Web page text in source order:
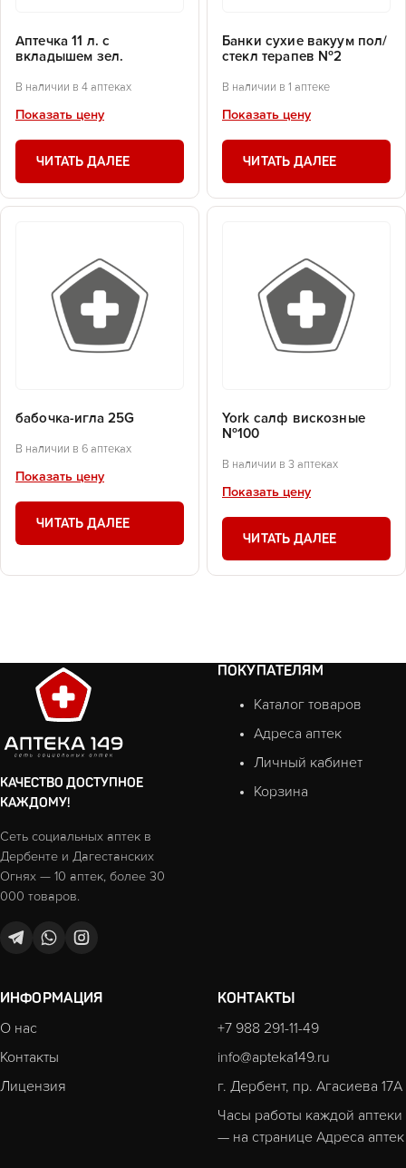
Аптечка 11 л. с
вкладышем зел.
В наличии в 4 аптеках
Показать цену
ЧИТАТЬ ДАЛЕЕ
Банки сухие вакуум пол/
стекл терапев №2
В наличии в 1 аптеке
Показать цену
ЧИТАТЬ ДАЛЕЕ
бабочка-игла 25G
В наличии в 6 аптеках
Показать цену
ЧИТАТЬ ДАЛЕЕ
York салф вискозные
№100
В наличии в 3 аптеках
Показать цену
ЧИТАТЬ ДАЛЕЕ
КАЧЕСТВО ДОСТУПНОЕ
КАЖДОМУ!
Сеть социальных аптек в
Дербенте и Дагестанских
Огнях — 10 аптек, более 30
000 товаров.
ПОКУПАТЕЛЯМ
Каталог товаров
Адреса аптек
Личный кабинет
Корзина
ИНФОРМАЦИЯ
О нас
Контакты
Лицензия
КОНТАКТЫ
+7 988 291-11-49
info@apteka149.ru
г. Дербент, пр. Агасиева 17А
Часы работы каждой аптеки
— на странице Адреса аптек